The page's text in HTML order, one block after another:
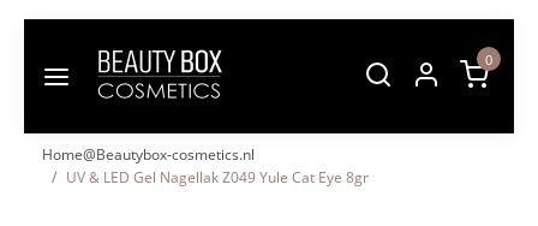
0
Home@Beautybox-cosmetics.nl
UV & LED Gel Nagellak Z049 Yule Cat Eye 8gr